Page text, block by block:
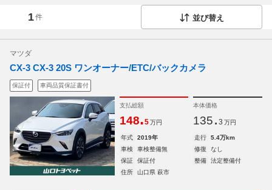
1件 並び替え
マツダ
CX-3 CX-3 20S ワンオーナー/ETC/バックカメラ
保証付 車両品質保証書付
支払総額
148.5 万円
本体価格
135. 3 万円
年式 2019年 走行
5.4万km
車検
車検整備無 修復
なし
保証
保証付 整備
法定整備付
住所
山口県 萩市